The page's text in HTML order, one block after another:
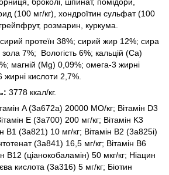
(100 мг/кг), хондроїтин сульфат (100
розмарин, куркума.
сирий протеїн 38%; сирий жир 12%; сира
7%; Вологість 6%; кальцій (Ca)
магній (Mg) 0,09%; омега-3 жирні
кислоти 2,7%.
3778 ккал/кг.
A (3a672a) 20000 МО/кг; Вітамін D3
E (3a700) 200 мг/кг; Вітамін K3
B1 (3a821) 10 мг/кг; Вітамін B2 (3a825i)
(3a841) 16,5 мг/кг; Вітамін B6
B12 (ціанокобаламін) 50 мкг/кг; Ніацин
кислота (3a316) 5 мг/кг; Біотин